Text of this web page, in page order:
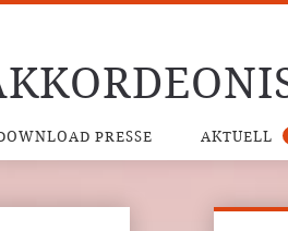
PRESSE AKTUELL